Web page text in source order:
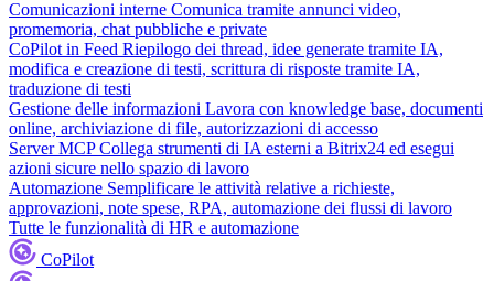
Comunicazioni interne Comunica tramite annunci video,
promemoria, chat pubbliche e private
CoPilot in Feed Riepilogo dei thread, idee generate tramite IA,
modifica e creazione di testi, scrittura di risposte tramite IA,
traduzione di testi
Gestione delle informazioni Lavora con knowledge base, documenti
online, archiviazione di file, autorizzazioni di accesso
Server MCP Collega strumenti di IA esterni a Bitrix24 ed esegui
azioni sicure nello spazio di lavoro
Automazione Semplificare le attività relative a richieste,
approvazioni, note spese, RPA, automazione dei flussi di lavoro
Tutte le funzionalità di HR e automazione
CoPilot